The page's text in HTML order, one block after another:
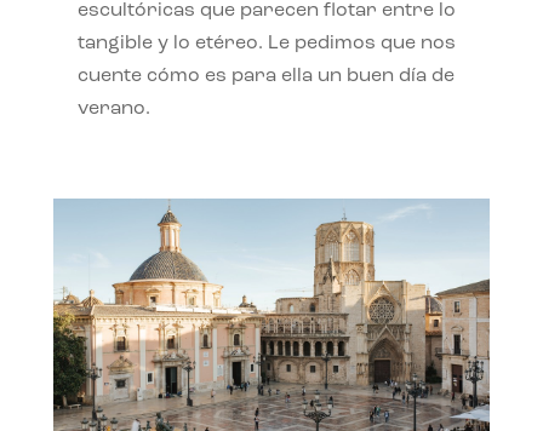
escultóricas que parecen flotar entre lo
tangible y lo etéreo. Le pedimos que nos
cuente cómo es para ella un buen día de
verano.